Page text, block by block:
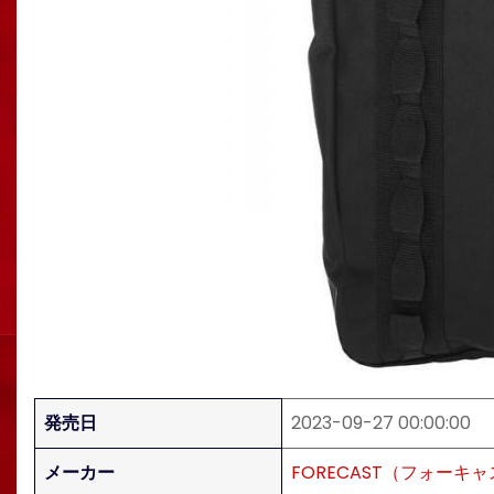
発売日
2023-09-27 00:00:00
メーカー
FORECAST（フォーキ